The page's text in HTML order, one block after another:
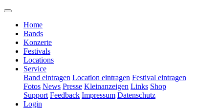
Home
Bands
Konzerte
Festivals
Locations
Service
Band eintragen Location eintragen Festival eintragen
Fotos News Presse Kleinanzeigen Links Shop
Support Feedback Impressum Datenschutz
Login